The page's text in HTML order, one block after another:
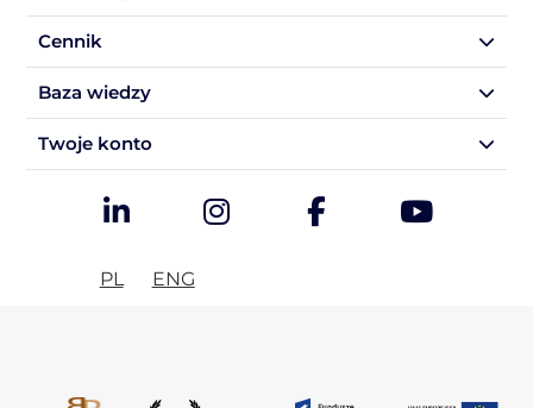
Cennik
Baza wiedzy
Twoje konto
PL ENG